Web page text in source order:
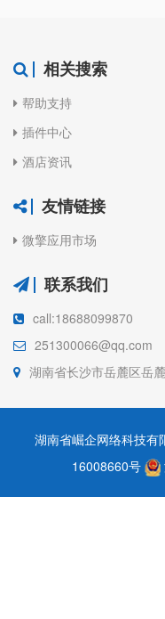
相关搜索
帮助支持
插件中心
酒店资讯
友情链接
微擎应用市场
联系我们
call:18688099870
251300066@qq.com
湖南省长沙市岳麓区岳
湖南省崛企网络科技
16008660号